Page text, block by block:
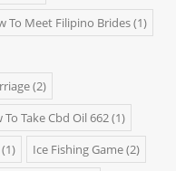
To Meet Filipino Brides(1)
(2)
To Take Cbd Oil 662(1)
(1) Ice Fishing Game(2)